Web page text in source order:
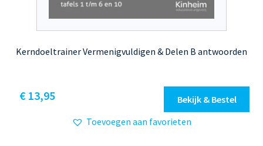
Kerndoeltrainer Vermenigvuldigen & Delen B antwoorden
€13,95
Bekijk & Bestel
Toevoegen aan favorieten